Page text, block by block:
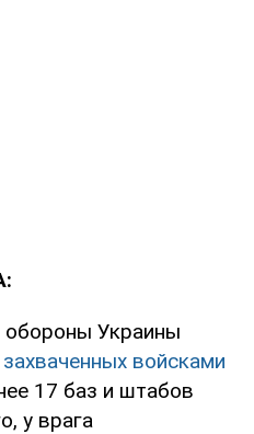
Украины
войсками
17 баз и штабов
у врага